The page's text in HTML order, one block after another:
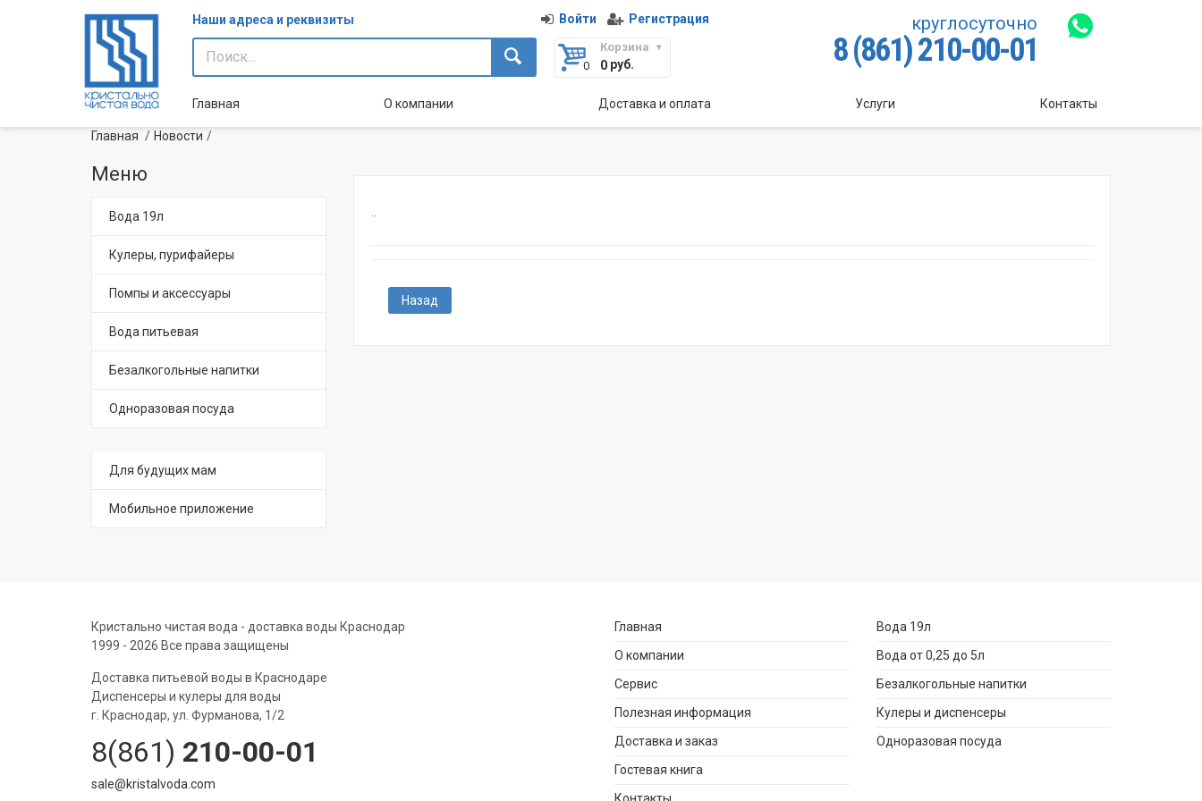
Войти Регистрация
Наши адреса и реквизиты
Корзина
0руб.
круглосуточно
8 (861) 210-00-01
Главная О компании Доставка и оплата Услуги Контакты
Главная Новости
Меню
Вода 19л
Кулеры, пурифайеры
Помпы и аксессуары
Вода питьевая
Безалкогольные напитки
Одноразовая посуда
Для будущих мам
Мобильное приложение
..
Назад
Кристально чистая вода - доставка воды Краснодар
1999 - 2026 Все права защищены
Доставка питьевой воды в Краснодаре
Диспенсеры и кулеры для воды
г. Краснодар, ул. Фурманова, 1/2
8(861) 210-00-01
sale@kristalvoda.com
Главная
О компании
Сервис
Полезная информация
Доставка и заказ
Гостевая книга
Вода 19л
Вода от 0,25 до 5л
Безалкогольные напитки
Кулеры и диспенсеры
Одноразовая посуда